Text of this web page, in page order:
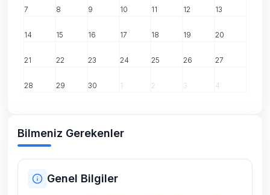
7 8 9 10 11 12 13
14 15 16 17 18 19 20
21 22 23 24 25 26 27
28 29 30 1 2 3 4
Bilmeniz Gerekenler
Genel Bilgiler